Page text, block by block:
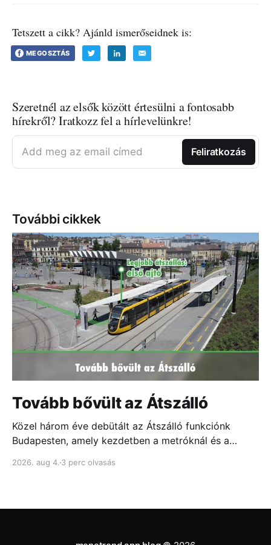
Tetszett a cikk? Ajánld ismerőseidnek is:
MEGOSZTÁS
Szeretnél az elsők között értesülni a fontosabb
hírekről? Iratkozz fel a hírlevelünkre!
Add meg az email címed Feliratkozás
További cikkek
Tovább bővült az Átszálló
Közel három éve debütált az Átszálló funkciónk
Budapesten, amely kezdetben a metróknál és a
ajtóhoz állj a leggyorsabb átszállás érdekében...
2026. aug 4. 3 perc olvasás